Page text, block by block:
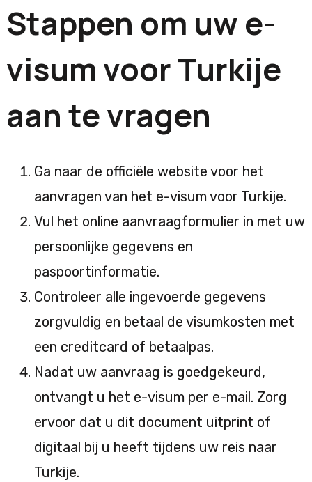
Stappen om uw e-
visum voor Turkije
aan te vragen
Ga naar de officiële website voor het
aanvragen van het e-visum voor Turkije.
Vul het online aanvraagformulier in met uw
persoonlijke gegevens en
paspoortinformatie.
Controleer alle ingevoerde gegevens
zorgvuldig en betaal de visumkosten met
een creditcard of betaalpas.
Nadat uw aanvraag is goedgekeurd,
ontvangt u het e-visum per e-mail. Zorg
ervoor dat u dit document uitprint of
digitaal bij u heeft tijdens uw reis naar
Turkije.